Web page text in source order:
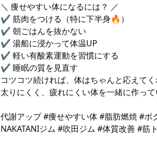
＼ 痩せやすい体になるには？ ／
✔️ 筋肉をつける（特に下半身🔥）
✔️ 朝ごはんを抜かない
✔️ 湯船に浸かって体温UP
✔️ 軽い有酸素運動を習慣にする
✔️ 睡眠の質を見直す
コツコツ続ければ、体はちゃんと応えて
太りにくく、疲れにくい体を一緒に作って
代謝アップ #痩せやすい体 #脂肪燃焼 #ボ
NAKATANIジム #吹田ジム #体質改善 #筋